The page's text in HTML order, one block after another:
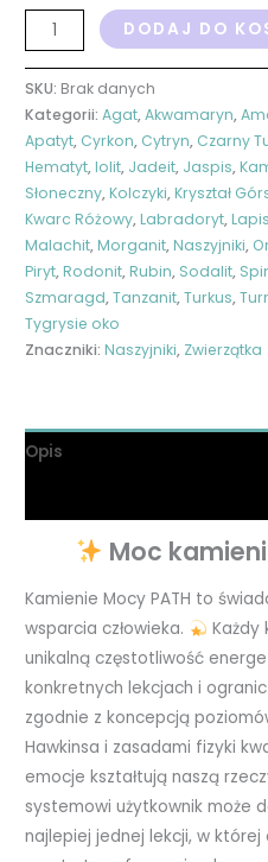
DODAJ DO
SKU: Brak danych
Kategorii:Agat,Akwamaryn,
Apatyt, Cyrkon, Cytryn, Czarny
Hematyt,Iolit, Jadeit, Jaspis,
Słoneczny,Kolczyki,Kryształ
Kwarc Różowy,Labradoryt,
Malachit,Morganit,Naszyjniki,
Piryt,Rodonit,Rubin, Sodalit,
Szmaragd,Tanzanit,Turkus,
Tygrysie oko
Znaczniki:Naszyjniki, Zwierzątka
Opis
Moc
Kamienie Mocy PATH to
wsparcia człowieka.
Każdy
unikalną częstotliwość
konkretnych lekcjach i
zgodnie z koncepcją
Hawkinsa i zasadami fizyki
emocje kształtują naszą
systemowi użytkownik może
najlepiej jednej lekcji, w